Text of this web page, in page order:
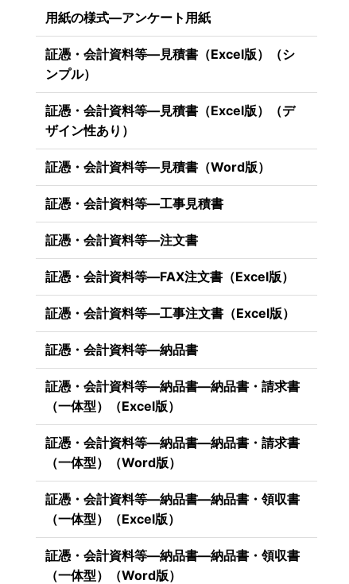
用紙の様式―アンケート用紙
証憑・会計資料等―見積書（Excel版）（シ
ンプル）
証憑・会計資料等―見積書（Excel版）（デ
ザイン性あり）
証憑・会計資料等―見積書（Word版）
証憑・会計資料等―工事見積書
証憑・会計資料等―注文書
証憑・会計資料等―FAX注文書（Excel版）
証憑・会計資料等―工事注文書（Excel版）
証憑・会計資料等―納品書
証憑・会計資料等―納品書―納品書・請求書
（一体型）（Excel版）
証憑・会計資料等―納品書―納品書・請求書
（一体型）（Word版）
証憑・会計資料等―納品書―納品書・領収書
（一体型）（Excel版）
証憑・会計資料等―納品書―納品書・領収書
（一体型）（Word版）